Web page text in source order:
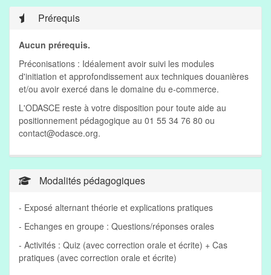
Prérequis
Aucun prérequis.
Préconisations : Idéalement avoir suivi les modules
d'initiation et approfondissement aux techniques douanières
et/ou avoir exercé dans le domaine du e-commerce.
L'ODASCE reste à votre disposition pour toute aide au
positionnement pédagogique au 01 55 34 76 80 ou
contact@odasce.org.
Modalités pédagogiques
- Exposé alternant théorie et explications pratiques
- Echanges en groupe : Questions/réponses orales
- Activités : Quiz (avec correction orale et écrite) + Cas
pratiques (avec correction orale et écrite)